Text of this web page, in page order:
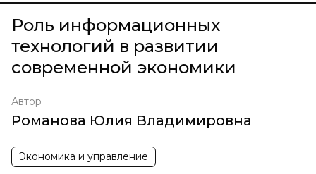
Роль информационных
технологий в развитии
современной экономики
Автор
Романова Юлия Владимировна
Экономика и управление